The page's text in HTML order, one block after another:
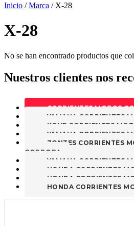
Inicio /Marca / X-28
X-28
No se han encontrado productos que
Nuestros clientes nos
CORRIENTES MOTOS
YAMAHA CORRIENTES
KOVE CORRIENTES
YAMAHA CORRIENTES
ZONTES CORRIENTES
CORDOBA
YAMAHA CORRIENTES
HONDA CORRIENTES
HONDA CORRIENTES
HONDA CORRIENTES